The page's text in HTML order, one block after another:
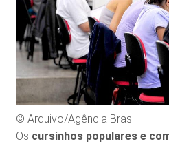
© Arquivo/Agência Brasil
Os cursinhos populares e